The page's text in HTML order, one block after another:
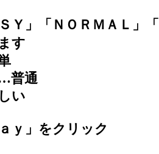
Ｙ」「ＮＯＲＭＡＬ」
す
…普通
い
ｙ」をクリック